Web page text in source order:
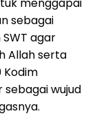
menggapai
sebagai
agar
Allah serta
Kodim
wujud